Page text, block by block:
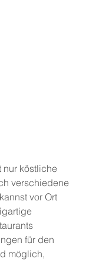
nur köstliche
verschiedene
vor Ort
für den
möglich,